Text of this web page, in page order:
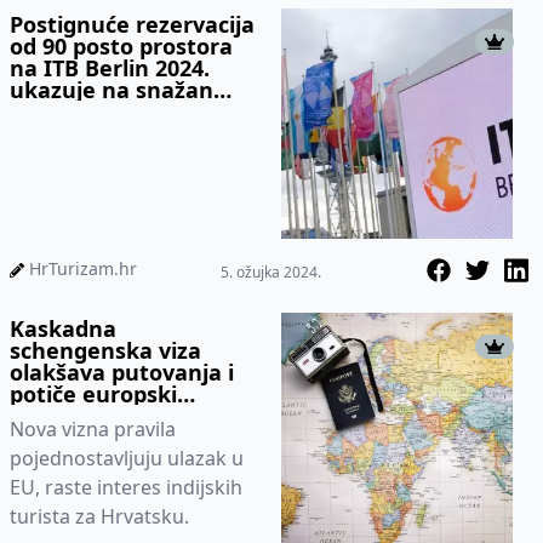
Postignuće rezervacija
od 90 posto prostora
na ITB Berlin 2024.
ukazuje na snažan
HrTurizam.hr 5. ožujka 2024.
Kaskadna
schengenska viza
olakšava putovanja i
potiče europski
turizam
Nova vizna pravila
pojednostavljuju ulazak u
EU, raste interes indijskih
turista za Hrvatsku.